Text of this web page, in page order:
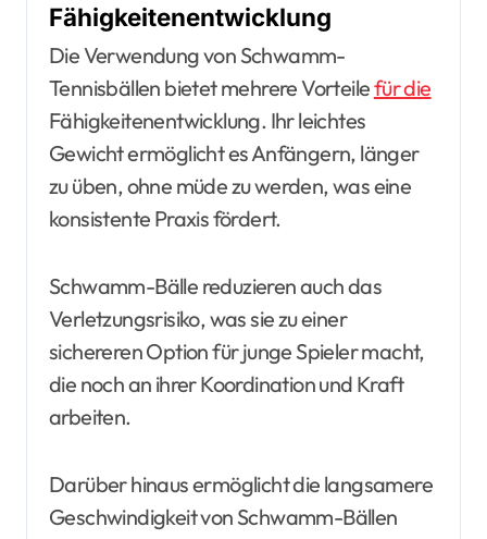
Fähigkeitenentwicklung
Die Verwendung von Schwamm-
Tennisbällen bietet mehrere Vorteilefür die
Fähigkeitenentwicklung. Ihr leichtes
Gewicht ermöglicht es Anfängern, länger
zu üben, ohne müde zu werden, was eine
konsistente Praxis fördert.
Schwamm-Bälle reduzieren auch das
Verletzungsrisiko, was sie zu einer
sichereren Option für junge Spieler macht,
die noch an ihrer Koordination und Kraft
arbeiten.
Darüber hinaus ermöglicht die langsamere
Geschwindigkeit von Schwamm-Bällen